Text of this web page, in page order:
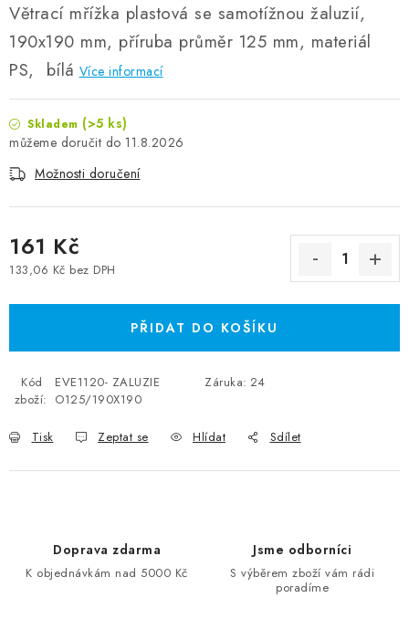
Větrací mřížka plastová se samotížnou žaluzií,
190x190 mm, příruba průměr 125 mm, materiál
PS, bílá Více informací
Skladem (>5 ks)
11.8.2026
Možnosti doručení
161 Kč
133,06 Kč bez DPH
PŘIDAT DO KOŠÍKU
Kód
zboží:
EVE1120- ZALUZIE
O125/190X190
Záruka: 24
Tisk Zeptat se Hlídat Sdílet
Doprava zdarma
K objednávkám nad 5000 Kč
Jsme odborníci
S výběrem zboží vám rádi
poradíme